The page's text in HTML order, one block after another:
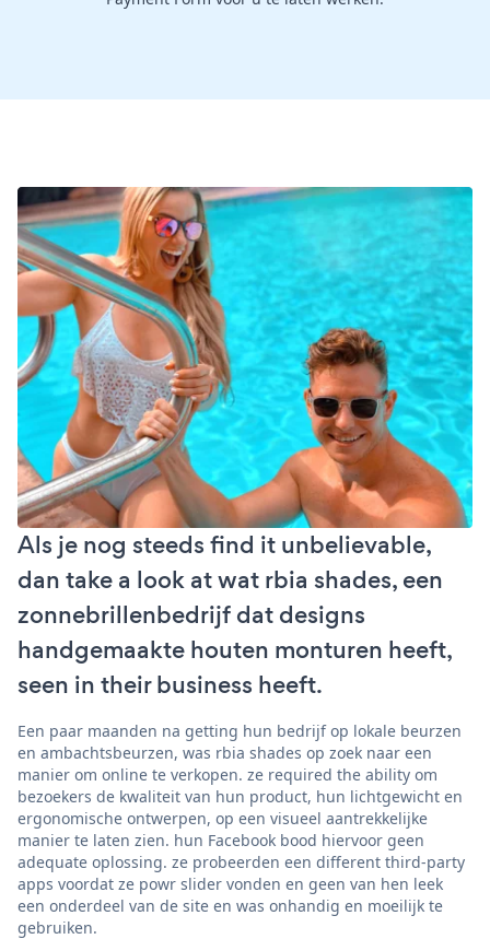
Als je nog steeds find it unbelievable,
dan take a look at wat rbia shades, een
zonnebrillenbedrijf dat designs
handgemaakte houten monturen heeft,
seen in their business heeft.
Een paar maanden na getting hun bedrijf op lokale beurzen
en ambachtsbeurzen, was rbia shades op zoek naar een
manier om online te verkopen. ze required the ability om
bezoekers de kwaliteit van hun product, hun lichtgewicht en
ergonomische ontwerpen, op een visueel aantrekkelijke
manier te laten zien. hun Facebook bood hiervoor geen
adequate oplossing. ze probeerden een different third-party
apps voordat ze powr slider vonden en geen van hen leek
een onderdeel van de site en was onhandig en moeilijk te
gebruiken.